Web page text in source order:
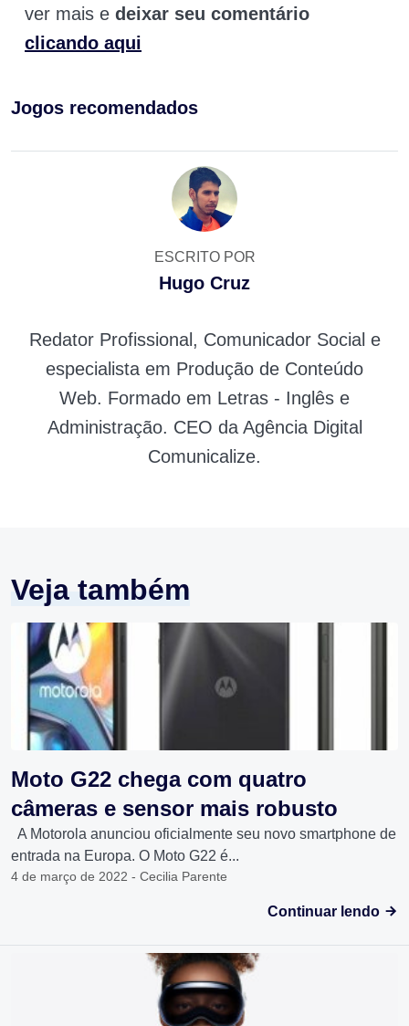
ver mais e deixar seu comentário
clicando aqui
Jogos recomendados
ESCRITO POR
Hugo Cruz
Redator Profissional, Comunicador Social e
especialista em Produção de Conteúdo
Web. Formado em Letras - Inglês e
Administração. CEO da Agência Digital
Comunicalize.
Veja também
Moto G22 chega com quatro
câmeras e sensor mais robusto
A Motorola anunciou oficialmente seu novo smartphone de
entrada na Europa. O Moto G22 é...
4 de março de 2022 - Cecilia Parente
Continuar lendo